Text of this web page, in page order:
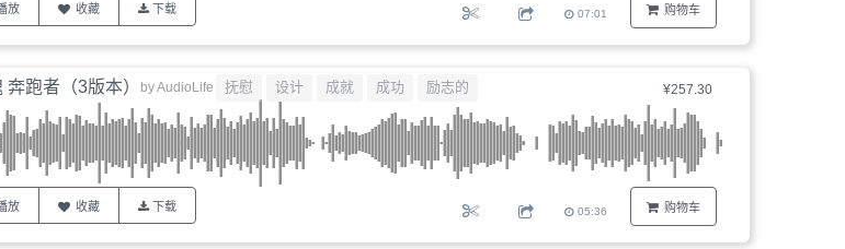
购物车
放 收藏 下载 07:01
¥257.30
购物车
奔跑者（3版本） byAudioLife 抚慰 设计 成就 成功 励志的
放 收藏 下载 05:36